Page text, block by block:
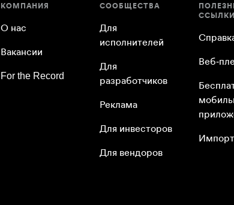
КОМПАНИЯ
О нас
Вакансии
For the Record
СООБЩЕСТВА
Для
исполнителей
Для
разработчиков
Реклама
Для инвесторов
Для вендоров
ССЫЛКИ
Веб-